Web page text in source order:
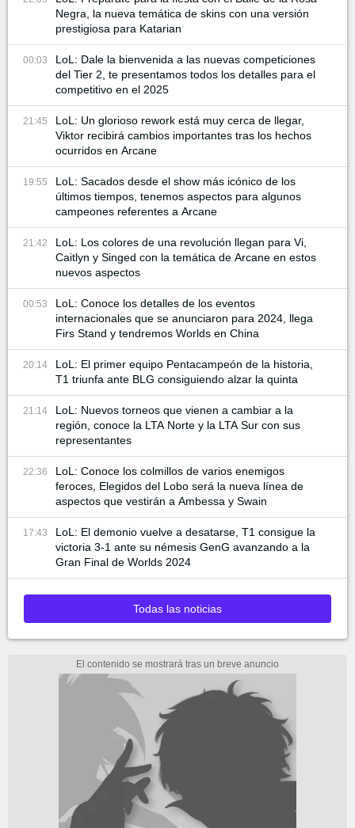
Negra, la nueva temática de skins con una versión
prestigiosa para Katarian
00:03
LoL: Dale la bienvenida a las nuevas competiciones
del Tier 2, te presentamos todos los detalles para el
competitivo en el 2025
21:45
LoL: Un glorioso rework está muy cerca de llegar,
Viktor recibirá cambios importantes tras los hechos
ocurridos en Arcane
19:55
LoL: Sacados desde el show más icónico de los
últimos tiempos, tenemos aspectos para algunos
campeones referentes a Arcane
21:42
LoL: Los colores de una revolución llegan para Vi,
Caitlyn y Singed con la temática de Arcane en estos
nuevos aspectos
00:53
LoL: Conoce los detalles de los eventos
internacionales que se anunciaron para 2024, llega
Firs Stand y tendremos Worlds en China
20:14
LoL: El primer equipo Pentacampeón de la historia,
T1 triunfa ante BLG consiguiendo alzar la quinta
21:14
LoL: Nuevos torneos que vienen a cambiar a la
región, conoce la LTA Norte y la LTA Sur con sus
representantes
22:36
LoL: Conoce los colmillos de varios enemigos
feroces, Elegidos del Lobo será la nueva línea de
aspectos que vestirán a Ambessa y Swain
17:43
LoL: El demonio vuelve a desatarse, T1 consigue la
victoria 3-1 ante su némesis GenG avanzando a la
Gran Final de Worlds 2024
Todas las noticias